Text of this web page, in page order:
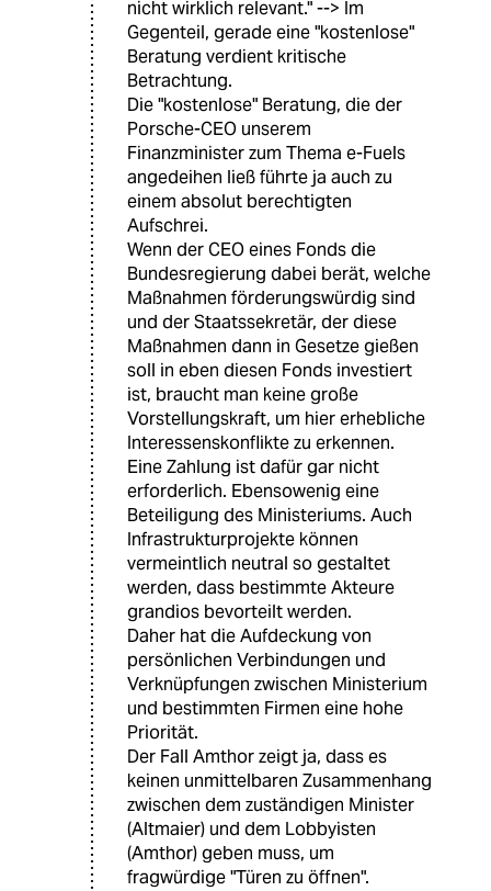
nicht wirklich relevant." --> Im
Gegenteil, gerade eine "kostenlose"
Beratung verdient kritische
Betrachtung.
Die "kostenlose" Beratung, die der
Porsche-CEO unserem
Finanzminister zum Thema e-Fuels
angedeihen ließ führte ja auch zu
einem absolut berechtigten
Aufschrei.
Wenn der CEO eines Fonds die
Bundesregierung dabei berät, welche
Maßnahmen förderungswürdig sind
und der Staatssekretär, der diese
Maßnahmen dann in Gesetze gießen
soll in eben diesen Fonds investiert
ist, braucht man keine große
Vorstellungskraft, um hier erhebliche
Interessenskonflikte zu erkennen.
Eine Zahlung ist dafür gar nicht
erforderlich. Ebensowenig eine
Beteiligung des Ministeriums. Auch
Infrastrukturprojekte können
vermeintlich neutral so gestaltet
werden, dass bestimmte Akteure
grandios bevorteilt werden.
Daher hat die Aufdeckung von
persönlichen Verbindungen und
Verknüpfungen zwischen Ministerium
und bestimmten Firmen eine hohe
Priorität.
Der Fall Amthor zeigt ja, dass es
keinen unmittelbaren Zusammenhang
zwischen dem zuständigen Minister
(Altmaier) und dem Lobbyisten
(Amthor) geben muss, um
fragwürdige "Türen zu öffnen".